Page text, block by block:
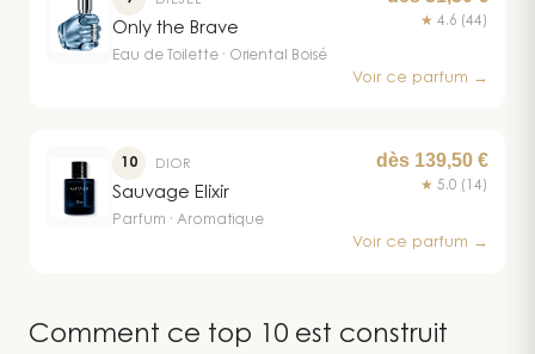
cacao en fond apporte une touche
légèrement gourmande qui surprend
agréablement. À ce rapport qualité-prix,
Only the Brave
Eau de Toilette · Oriental Boisé
★ 4.6 (44)
Voir ce parfum →
10 DIOR
Sauvage Elixir
Parfum · Aromatique
dès 139,50 €
★ 5.0 (14)
Voir ce parfum →
Comment ce top 10 est construit